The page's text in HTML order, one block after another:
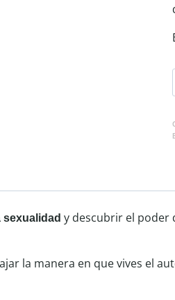
y descubrir el poder
la manera en que vives el